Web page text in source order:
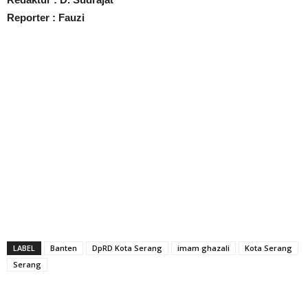
Reporter : Fauzi
LABEL Banten DpRD Kota Serang imam ghazali
Kota Serang
Serang